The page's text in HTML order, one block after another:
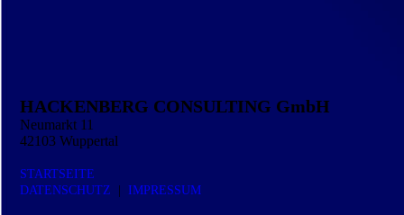
HACKENBERG CONSULTING GmbH
Neumarkt 11
42103 Wuppertal
STARTSEITE
DATEN­SCHUTZ |IMPRESSUM